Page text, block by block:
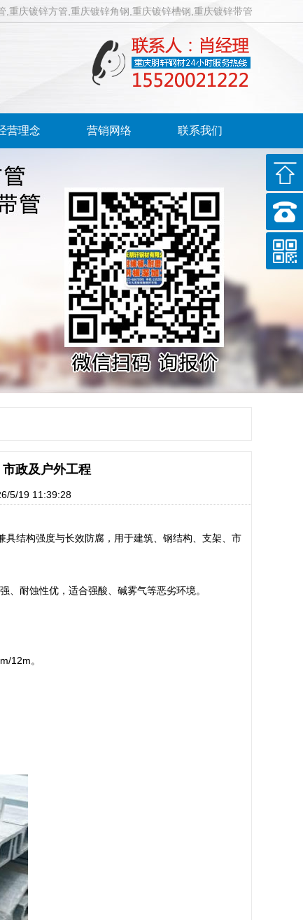
,重庆镀锌方管,重庆镀锌角钢,重庆镀锌槽钢,重庆镀锌带管
营理念 营销网络 联系我们
政及户外工程
5/19 11:39:28
具结构强度与长效防腐，用于建筑、钢结构、支架、市
耐蚀性优，适合强酸、碱雾气等恶劣环境。
12m。